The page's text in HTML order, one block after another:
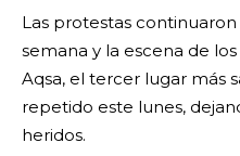
Las protestas
semana y la escena de
Aqsa, el tercer lugar más
repetido este lunes,
heridos.